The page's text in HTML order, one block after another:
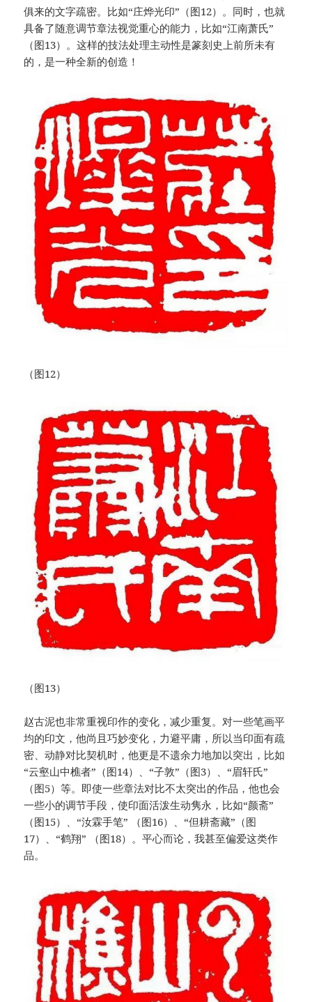
俱来的文字疏密。比如“庄烨光印”（图12）。同时，也就
具备了随意调节章法视觉重心的能力，比如“江南萧氏”
（图13）。这样的技法处理主动性是篆刻史上前所未有
的，是一种全新的创造！
（图12）
（图13）
赵古泥也非常重视印作的变化，减少重复。对一些笔画平
均的印文，他尚且巧妙变化，力避平庸，所以当印面有疏
密、动静对比契机时，他更是不遗余力地加以突出，比如
“云壑山中樵者”（图14）、“子敦”（图3）、“眉轩氏”
（图5）等。即使一些章法对比不太突出的作品，他也会
一些小的调节手段，使印面活泼生动隽永，比如“颜斋”
（图15）、“汝霖手笔” （图16）、“但耕斋藏”（图
17）、“鹤翔” （图18）。平心而论，我甚至偏爱这类作
品。